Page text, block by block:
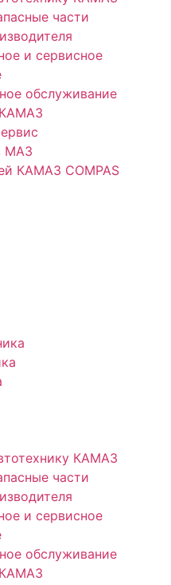
части
и сервисное
обслуживание
МАЗ
КАМАЗ COMPAS
КАМАЗ
части
и сервисное
обслуживание